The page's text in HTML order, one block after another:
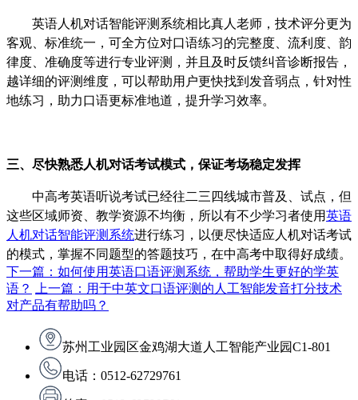
英语人机对话智能评测系统相比真人老师，技术评分更为
客观、标准统一，可全方位对口语练习的完整度、流利度、韵
律度、准确度等进行专业评测，并且及时反馈纠音诊断报告，
越详细的评测维度，可以帮助用户更快找到发音弱点，针对性
地练习，助力口语更标准地道，提升学习效率。
三、 尽快熟悉人机对话考试模式，保证考场稳定发挥
中高考英语听说考试已经往二三四线城市普及、试点，但
这些区域师资、教学资源不均衡，所以有不少学习者使用英语
人机对话智能评测系统进行练习，以便尽快适应人机对话考试
的模式，掌握不同题型的答题技巧，在中高考中取得好成绩。
下一篇：如何使用英语口语评测系统，帮助学生更好的学英
语？
上一篇：用于中英文口语评测的人工智能发音打分技术
对产品有帮助吗？
苏州工业园区金鸡湖大道人工智能产业园C1-801
电话：0512-62729761